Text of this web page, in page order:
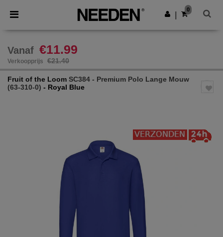
× Needen-app
Betere prijzen in de app!
Download app
0
Vanaf €11.99
Verkoopprijs €21.40
Fruit of the Loom SC384 - Premium Polo Lange Mouw
(63-310-0) - Royal Blue